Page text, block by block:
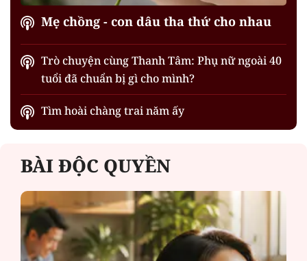
Mẹ chồng - con dâu tha thứ cho nhau
Trò chuyện cùng Thanh Tâm: Phụ nữ ngoài 40
tuổi đã chuẩn bị gì cho mình?
Tìm hoài chàng trai năm ấy
BÀI ĐỘC QUYỀN